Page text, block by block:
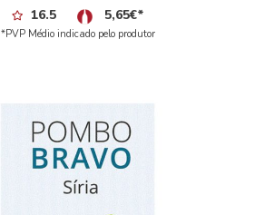
16.5 5,65€*
*PVP Médio indicado pelo produtor